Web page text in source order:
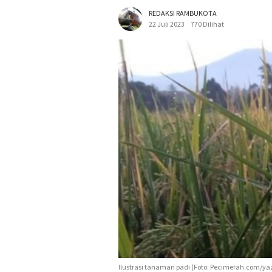
REDAKSI RAMBUKOTA
22 Juli 2023
770 Dilihat
Ilustrasi tanaman padi (Foto: Pecimerah.com/